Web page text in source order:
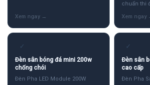
chuẩn thi
✓
Đèn sân bóng đá mini 200w
chống chói
Đèn Pha LED Module 200W
✓
Đèn sân
cao cấp
Đèn Pha